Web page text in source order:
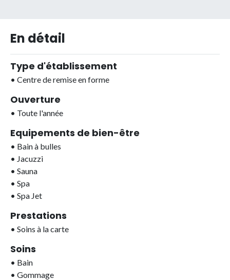
En détail
Type d'établissement
• Centre de remise en forme
Ouverture
• Toute l'année
Equipements de bien-être
• Bain à bulles
• Jacuzzi
• Sauna
• Spa
• Spa Jet
Prestations
• Soins à la carte
Soins
• Bain
• Gommage